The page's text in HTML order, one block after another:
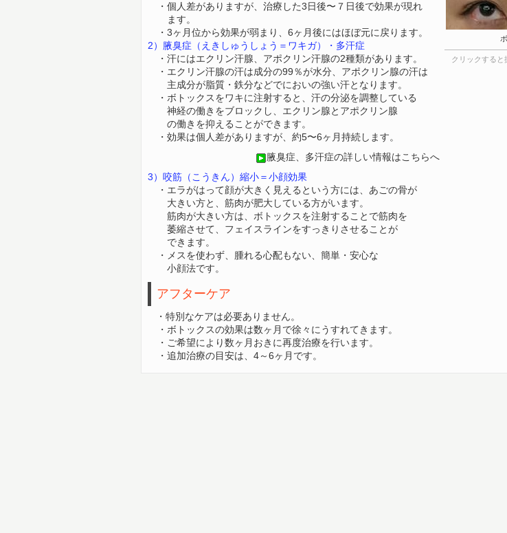
・個人差がありますが、治療した3日後〜７日後で効果が現れ
ます。
・3ヶ月位から効果が弱まり、6ヶ月後にはほぼ元に戻ります。
2）腋臭症（えきしゅうしょう＝ワキガ）・多汗症
・汗にはエクリン汗腺、アポクリン汗腺の2種類があります。
・エクリン汗腺の汗は成分の99％が水分、アポクリン腺の汗は
主成分が脂質・鉄分などでにおいの強い汗となります。
・ボトックスをワキに注射すると、汗の分泌を調整している
神経の働き をブロックし、エクリン腺とアポクリン腺
の働き を抑えることができます。
・効果は個人差がありますが、約5〜6ヶ月持続します。
腋臭症、多汗症の詳しい情報はこちらへ
3）咬筋（こうきん）縮小＝小顔効果
・エラがはって顔が大きく見えるという方には、あごの骨が
大きい方と、 筋肉が肥大している方がいます。
筋肉が大きい方は、ボトックスを注射することで筋肉を
萎縮させて、 フェイスラインをすっきりさせることが
できます。
・メスを使わず、腫れる心配もない、簡単・安心な
小顔法です。
アフターケア
・特別なケアは必要ありません。
・ボトックスの効果は数ヶ月で徐々にうすれてきます。
・ご希望により数ヶ月おきに再度治療を行います。
・追加治療の目安は、4～6ヶ月です。
クリックすると